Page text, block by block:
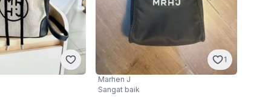
1
Marhen J
Sangat baik